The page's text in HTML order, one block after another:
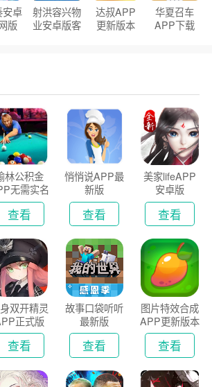
安卓
版
射洪容兴物
业安卓版客
达叔APP
更新版本
华夏召车
APP下载
林公积金
无需实名
认证版
查看
悄悄说APP最
新版
查看
美家lifeAPP
安卓版
查看
双开精灵
正式版
查看
故事口袋听听
最新版
查看
图片特效合成
APP更新版本
2026
查看